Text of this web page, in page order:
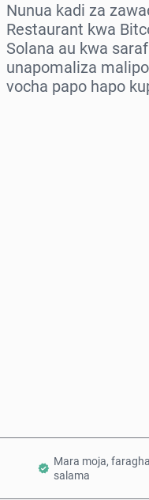
Nunua kadi za
Restaurant kwa
Solana au kwa
unapomaliza
vocha papo hapo
Mara moja,
salama